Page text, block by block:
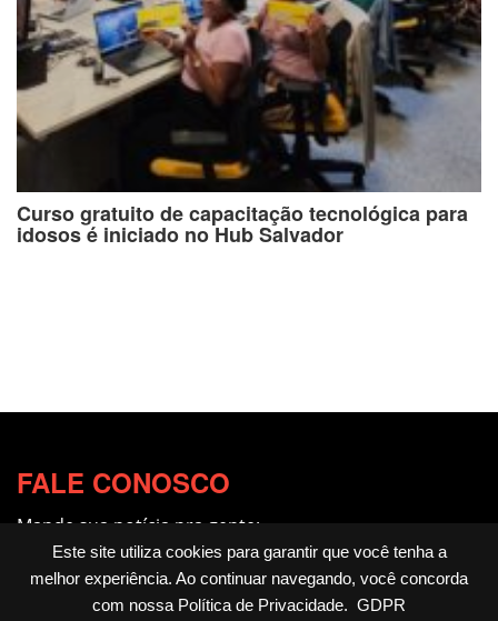
Este site utiliza cookies para garantir que você tenha a
melhor experiência. Ao continuar navegando, você concorda
com nossa Política de Privacidade. GDPR
Curso gratuito de capacitação tecnológica para
idosos é iniciado no Hub Salvador
FALE CONOSCO
Mande sua notícia pra gente:
redacao@fotocitando.com.br
Políticas de Privacidade